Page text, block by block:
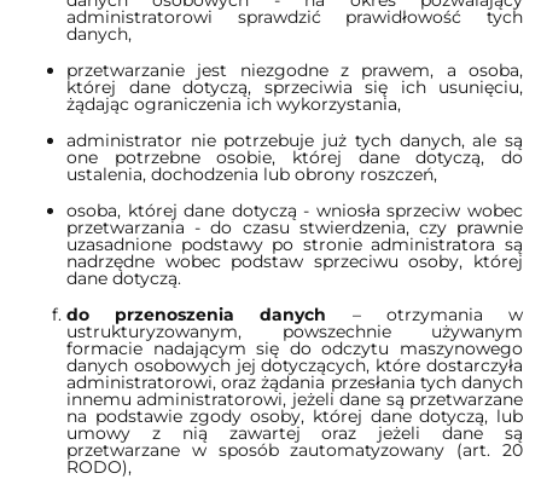
administratorowi sprawdzić prawidłowość tych
danych,
przetwarzanie jest niezgodne z prawem, a osoba,
której dane dotyczą, sprzeciwia się ich usunięciu,
żądając ograniczenia ich wykorzystania,
administrator nie potrzebuje już tych danych, ale są
one potrzebne osobie, której dane dotyczą, do
ustalenia, dochodzenia lub obrony roszczeń,
osoba, której dane dotyczą - wniosła sprzeciw wobec
przetwarzania - do czasu stwierdzenia, czy prawnie
uzasadnione podstawy po stronie administratora są
nadrzędne wobec podstaw sprzeciwu osoby, której
dane dotyczą.
do przenoszenia danych – otrzymania w
ustrukturyzowanym, powszechnie używanym
formacie nadającym się do odczytu maszynowego
danych osobowych jej dotyczących, które dostarczyła
administratorowi, oraz żądania przesłania tych danych
innemu administratorowi, jeżeli dane są przetwarzane
na podstawie zgody osoby, której dane dotyczą, lub
umowy z nią zawartej oraz jeżeli dane są
przetwarzane w sposób zautomatyzowany (art. 20
RODO),